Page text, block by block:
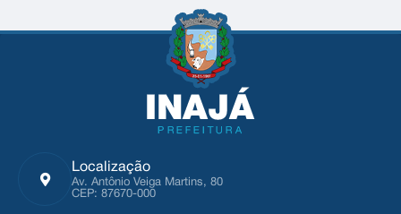
Localização
Av. Antônio Veiga Martins, 80
CEP: 87670-000